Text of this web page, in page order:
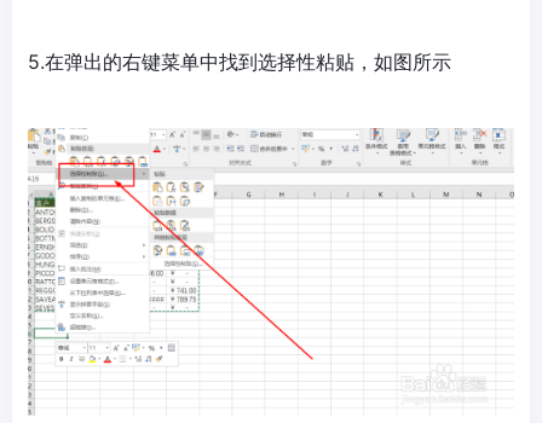
5.在弹出的右键菜单中找到选择性粘贴，如图所示